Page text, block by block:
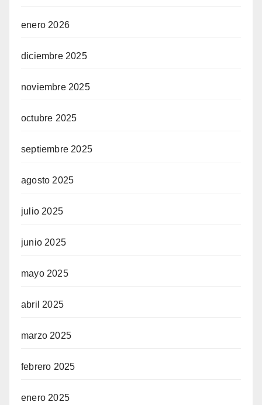
enero 2026
diciembre 2025
noviembre 2025
octubre 2025
septiembre 2025
agosto 2025
julio 2025
junio 2025
mayo 2025
abril 2025
marzo 2025
febrero 2025
enero 2025